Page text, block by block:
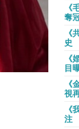
《
奪
《
史
《
目
《
視
《
注